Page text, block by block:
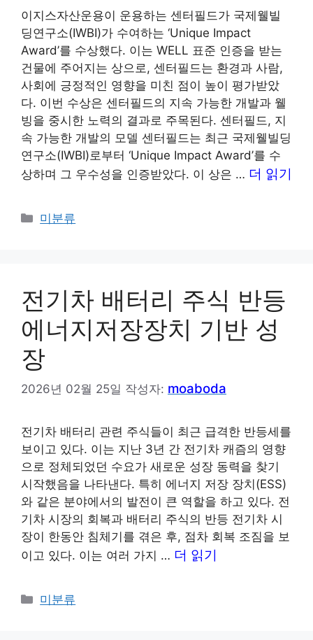
이지스자산운용이 운용하는 센터필드가 국제웰빌
딩연구소(IWBI)가 수여하는 ‘Unique Impact
Award’를 수상했다. 이는 WELL 표준 인증을 받는
건물에 주어지는 상으로, 센터필드는 환경과 사람,
사회에 긍정적인 영향을 미친 점이 높이 평가받았
다. 이번 수상은 센터필드의 지속 가능한 개발과 웰
빙을 중시한 노력의 결과로 주목된다. 센터필드, 지
속 가능한 개발의 모델 센터필드는 최근 국제웰빌딩
연구소(IWBI)로부터 ‘Unique Impact Award’를 수
상하며 그 우수성을 인증받았다. 이 상은 … 더 읽기
카
미분류
전기차 배터리 주식 반등
에너지저장장치 기반 성
장
2026년 02월 25일 작성자: moaboda
전기차 배터리 관련 주식들이 최근 급격한 반등세를
보이고 있다. 이는 지난 3년 간 전기차 캐즘의 영향
으로 정체되었던 수요가 새로운 성장 동력을 찾기
시작했음을 나타낸다. 특히 에너지 저장 장치(ESS)
와 같은 분야에서의 발전이 큰 역할을 하고 있다. 전
기차 시장의 회복과 배터리 주식의 반등 전기차 시
장이 한동안 침체기를 겪은 후, 점차 회복 조짐을 보
이고 있다. 이는 여러 가지 … 더 읽기
카
미분류